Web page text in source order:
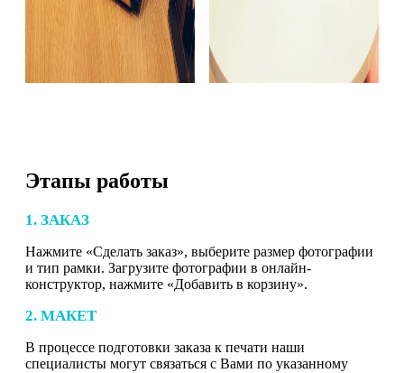
Этапы работы
1. ЗАКАЗ
Нажмите «Сделать заказ», выберите размер фотографии
и тип рамки. Загрузите фотографии в онлайн-
конструктор, нажмите «Добавить в корзину».
2. МАКЕТ
В процессе подготовки заказа к печати наши
специалисты могут связаться с Вами по указанному